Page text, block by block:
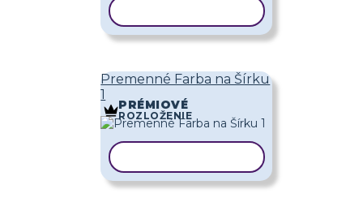
Premenné Farba na Šírku
1
PRÉMIOVÉ
ROZLOŽENIE